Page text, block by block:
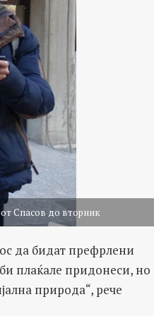
Спасов до вторник
да бидат префрлени
плаќале придонеси, но
природа“, рече